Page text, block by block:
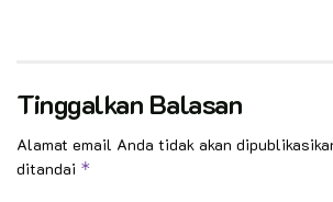
Tinggalkan Balasan
Alamat email Anda tidak akan
ditandai *